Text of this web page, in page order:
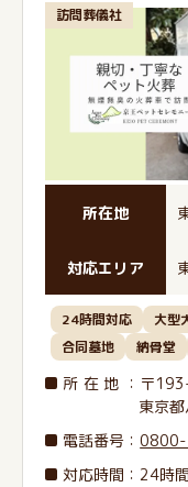
訪問葬儀社
所在地
対応エリア
24時間対応 大型
合同墓地
納骨堂
所在地 ：〒
東京
電話番号 ：
対応時間：24時間